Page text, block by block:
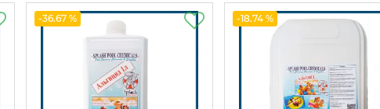
-36.67 % -18.74 %